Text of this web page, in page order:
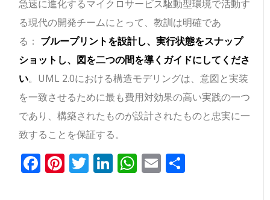
急速に進化するマイクロサービス駆動型環境で活動す
る現代の開発チームにとって、教訓は明確であ
る： ブループリントを設計し、実行状態をスナップ
ショットし、図を二つの間を導くガイドにしてくださ
い。UML 2.0における構造モデリングは、意図と実装
を一致させるために最も費用対効果の高い実践の一つ
であり、構築されたものが設計されたものと忠実に一
致することを保証する。
Facebook
Pinterest
Twitter
LinkedIn
WhatsApp
Email